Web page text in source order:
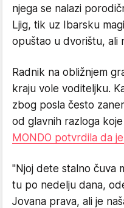
njega se nalazi
Ljig, tik uz Ibarsku
opuštao u dvorištu, ali
Radnik na obližnjem
kraju vole voditeljku.
zbog posla često
od glavnih razloga
MONDO potvrdila da
"Njoj dete stalno čuva
tu po nedelju dana,
Jovana prava, ali je